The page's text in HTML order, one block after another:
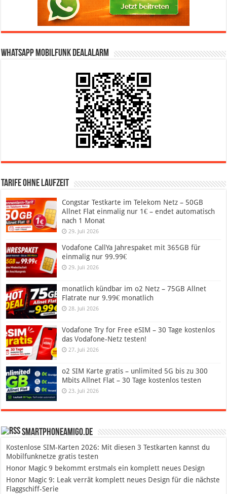
WhatsApp Mobilfunk DealAlarm
Tarife ohne Laufzeit
Congstar Testkarte im Telekom Netz – 50GB
Allnet Flat einmalig nur 1€ – endet automatisch
nach 1 Monat
29. Juli 2026
Vodafone CallYa Jahrespaket mit 365GB für
einmalig nur 99.99€
29. Juli 2026
monatlich kündbar im o2 Netz – 75GB Allnet
Flatrate nur 9.99€ monatlich
28. Juli 2026
Vodafone Try for Free eSIM – 30 Tage kostenlos
das Vodafone-Netz testen!
27. Juli 2026
o2 SIM Karte gratis – unlimited 5G bis zu 300
Mbits Allnet Flat – 30 Tage kostenlos testen
23. Juli 2026
SmartphoneAmigo.de
Kostenlose SIM-Karten 2026: Mit diesen 3 Testkarten kannst du
Mobilfunknetze gratis testen
Honor Magic 9 bekommt erstmals ein komplett neues Design
Honor Magic 9: Leak verrät komplett neues Design für die nächste
Flaggschiff-Serie